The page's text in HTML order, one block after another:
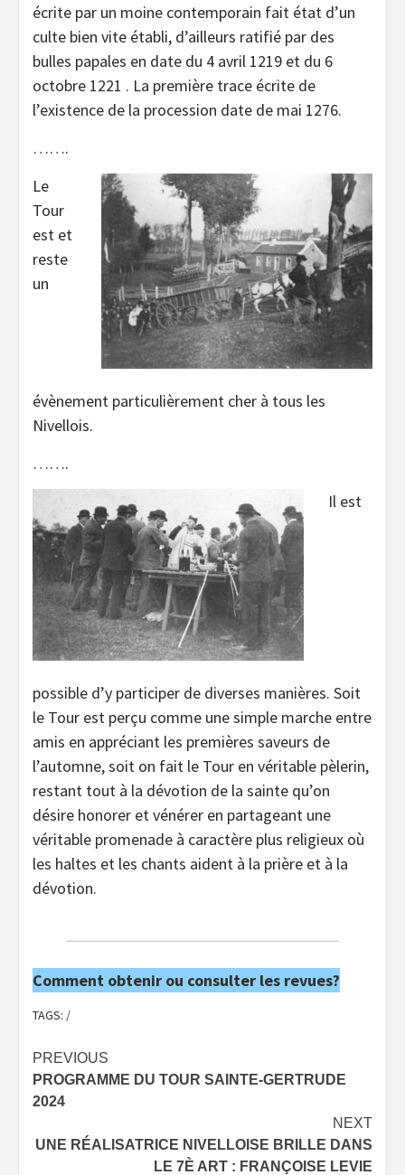
écrite par un moine contemporain fait état d’un
culte bien vite établi, d’ailleurs ratifié par des
bulles papales en date du 4 avril 1219 et du 6
octobre 1221 . La première trace écrite de
l’existence de la procession date de mai 1276.
…….
Le
Tour
est et
reste
un
évènement particulièrement cher à tous les
Nivellois.
…….
Il est
possible d’y participer de diverses manières. Soit
le Tour est perçu comme une simple marche entre
amis en appréciant les premières saveurs de
l’automne, soit on fait le Tour en véritable pèlerin,
restant tout à la dévotion de la sainte qu’on
désire honorer et vénérer en partageant une
véritable promenade à caractère plus religieux où
les haltes et les chants aident à la prière et à la
dévotion.
Comment obtenir ou consulter les revues?
TAGS: /
Post
navigation
PREVIOUS
PROGRAMME DU TOUR SAINTE-GERTRUDE
2024
NEXT
UNE RÉALISATRICE NIVELLOISE BRILLE DANS
LE 7È ART : FRANÇOISE LEVIE